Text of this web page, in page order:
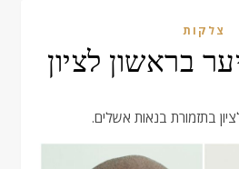
צלקות
בראשון לציון
בתזמורת בנאות אשלים.